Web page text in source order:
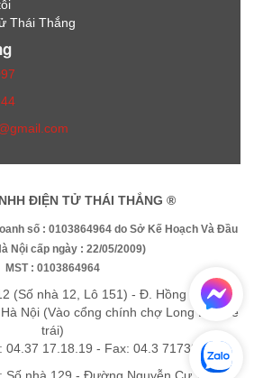
Thái Thắng
ĐIỆN TỬ THÁI THẮNG ®
số : 0103864964 do Sở Kế Hoạch Và Đầu
Nội cấp ngày : 22/05/2009)
MST : 0103864964
(Số nhà 12, Lô 151) - Đ. Hồng Hà - P.
Nội (Vào cổng chính chợ Long Biên rẽ
trái)
17.18.19 - Fax: 04.3 7173325